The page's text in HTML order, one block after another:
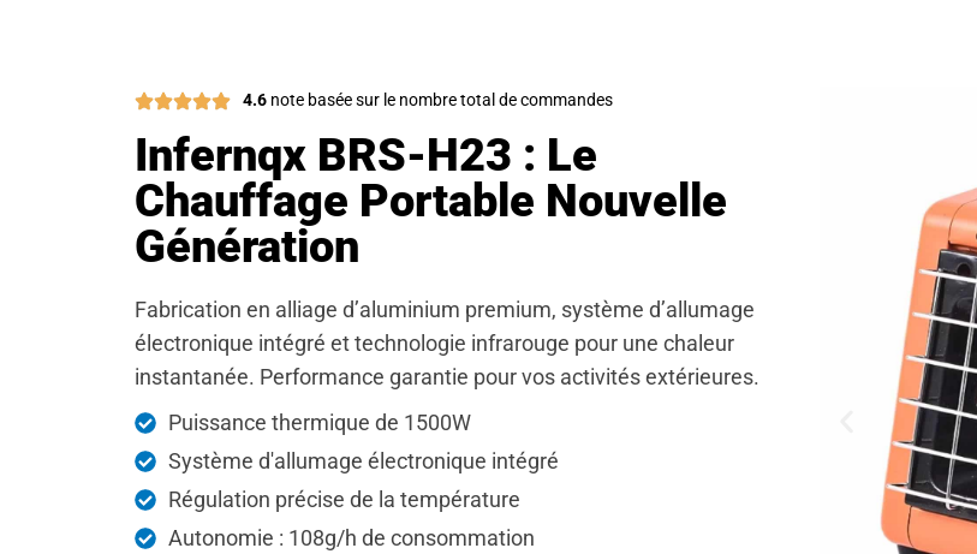
4.6 note basée sur le nombre total de commandes
Infernqx BRS-H23 : Le
Chauffage Portable Nouvelle
Génération
Fabrication en alliage d’aluminium premium, système d’allumage
électronique intégré et technologie infrarouge pour une chaleur
instantanée. Performance garantie pour vos activités extérieures.
Puissance thermique de 1500W
Système d'allumage électronique intégré
Régulation précise de la température
Autonomie : 108g/h de consommation